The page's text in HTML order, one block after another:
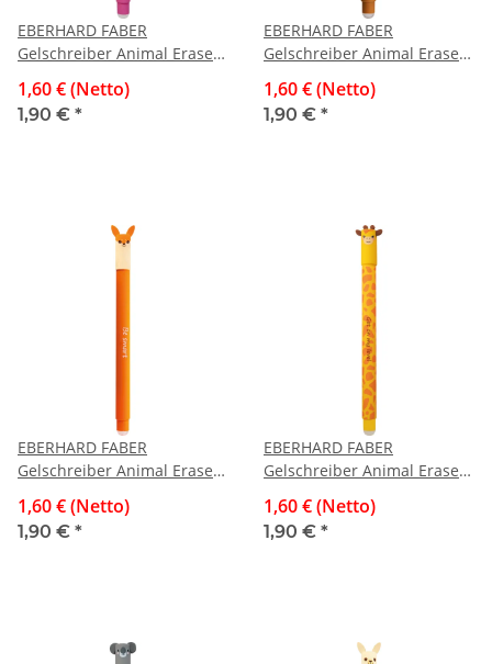
EBERHARD FABER
Gelschreiber Animal Erase
radierbar, blau
1,60 € (Netto)
1,90 € *
EBERHARD FABER
Gelschreiber Animal Erase
radierbar, blau
1,60 € (Netto)
1,90 € *
EBERHARD FABER
Gelschreiber Animal Erase
blau
1,60 € (Netto)
1,90 € *
EBERHARD FABER
Gelschreiber Animal Erase
radierbar, blau
1,60 € (Netto)
1,90 € *